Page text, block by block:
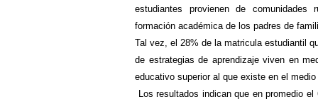
estudiantes provienen de
formación académica de los padres de
Tal vez, el 28% de la matricula estudiantil
de estrategias de aprendizaje viven en
educativo superior al que existe en el medio
Los resultados indican que en promedio